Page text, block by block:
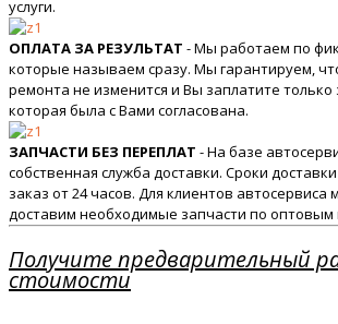
услуги.
ОПЛАТА ЗА РЕЗУЛЬТАТ - Мы работаем по
которые называем сразу. Мы гарантируем,
ремонта не изменится и Вы заплатите только
которая была с Вами согласована.
ЗАПЧАСТИ БЕЗ ПЕРЕПЛАТ - На базе
собственная служба доставки. Сроки
заказ от 24 часов. Для клиентов
доставим необходимые запчасти по оптовым
Получите предварительный
стоимости